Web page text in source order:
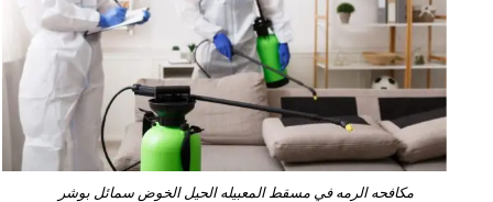
مكافحه الرمه في مسقط المعبيله الحيل الخوض سمائل بوشر